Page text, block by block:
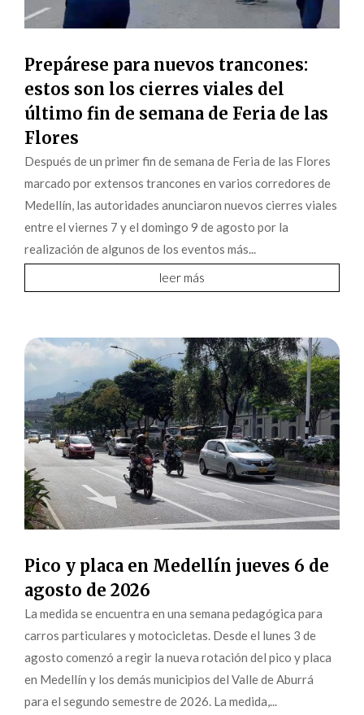
Prepárese para nuevos trancones:
estos son los cierres viales del
último fin de semana de Feria de las
Flores
Después de un primer fin de semana de Feria de las Flores
marcado por extensos trancones en varios corredores de
Medellín, las autoridades anunciaron nuevos cierres viales
entre el viernes 7 y el domingo 9 de agosto por la
realización de algunos de los eventos más...
leer más
Pico y placa en Medellín jueves 6 de
agosto de 2026
La medida se encuentra en una semana pedagógica para
carros particulares y motocicletas. Desde el lunes 3 de
agosto comenzó a regir la nueva rotación del pico y placa
en Medellín y los demás municipios del Valle de Aburrá
para el segundo semestre de 2026. La medida,...